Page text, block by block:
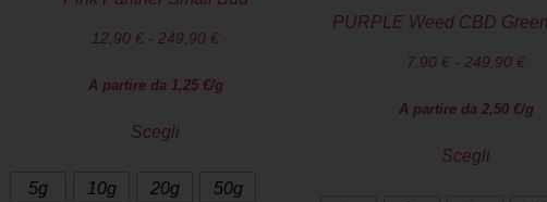
12,90 € - 249,90 €
A partire da 1,25 €/g
Scegli
5g 10g 20g 50g
PURPLE Weed CBD
7,90 € - 249,90 €
A partire da 2,50 €/g
Scegli